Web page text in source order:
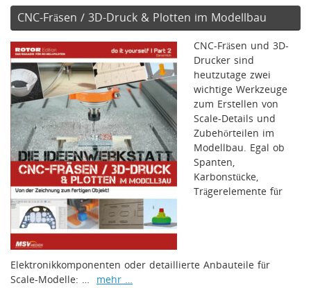
CNC-Fräsen / 3D-Druck & Plotten im Modellbau
CNC-Fräsen und 3D-
Drucker sind
heutzutage zwei
wichtige Werkzeuge
zum Erstellen von
Scale-Details und
Zubehörteilen im
Modellbau. Egal ob
Spanten,
Karbonstücke,
Trägerelemente für
Elektronikkomponenten oder detaillierte Anbauteile für
Scale-Modelle: … mehr …